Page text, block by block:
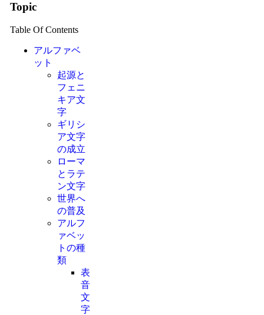
Topic
Table Of Contents
アルファベ
ット
起源と
フェニ
キア文
字
ギリシ
ア文字
の成立
ローマ
とラテ
ン文字
世界へ
の普及
アルフ
ァベッ
トの種
類
表
音
文
字